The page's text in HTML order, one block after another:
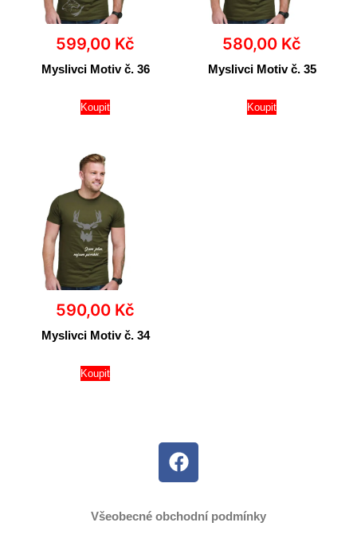
599,00 Kč
Myslivci Motiv č. 36
Koupit
580,00 Kč
Myslivci Motiv č. 35
Koupit
590,00 Kč
Myslivci Motiv č. 34
Koupit
Všeobecné obchodní podmínky